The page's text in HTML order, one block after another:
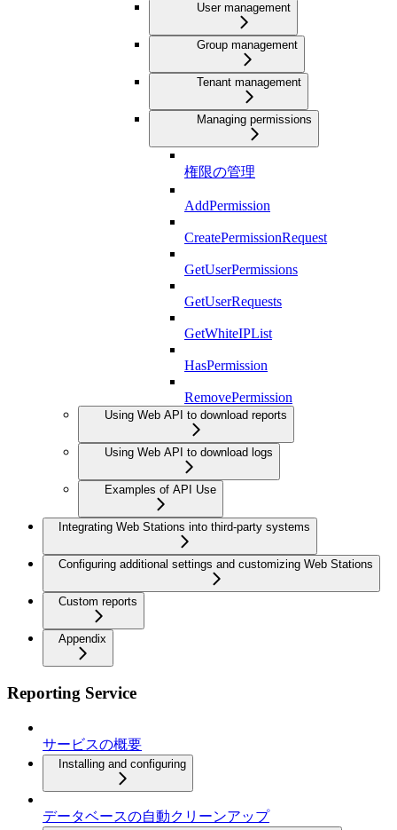
User management
Group management
Tenant management
Managing permissions
権限の管理
AddPermission
CreatePermissionRequest
GetUserPermissions
GetUserRequests
GetWhiteIPList
HasPermission
RemovePermission
Using Web API to download reports
Using Web API to download logs
Examples of API Use
Integrating Web Stations into third-party systems
Configuring additional settings and customizing Web Stations
Custom reports
Appendix
Reporting Service
サービスの概要
Installing and configuring
データベースの自動クリーンアップ